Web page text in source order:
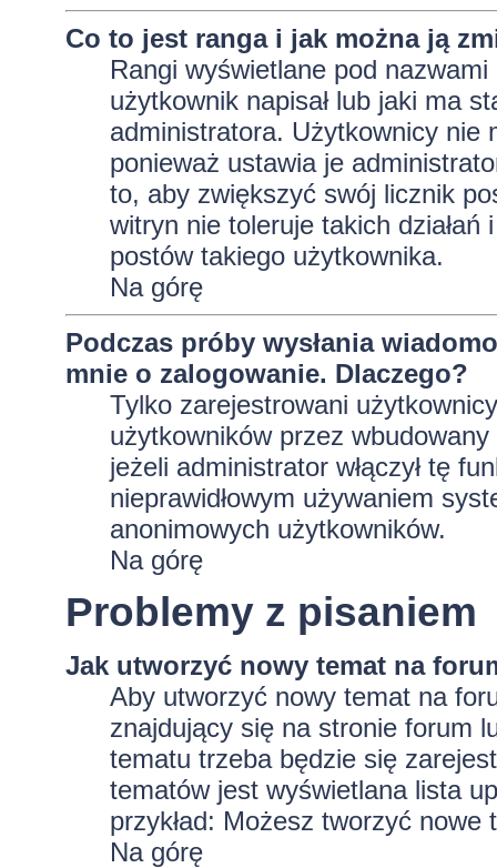
Co to jest ranga i jak można ją
Rangi wyświetlane pod
użytkownik napisał lub jaki ma
administratora. Użytkownicy nie
ponieważ ustawia je
to, aby zwiększyć swój licznik
witryn nie toleruje takich
postów takiego użytkownika.
Na górę
Podczas próby wysłania
mnie o zalogowanie. Dlaczego?
Tylko zarejestrowani
użytkowników przez
jeżeli administrator włączył tę
nieprawidłowym używaniem
anonimowych użytkowników.
Na górę
Problemy z pisaniem
Jak utworzyć nowy temat na
Aby utworzyć nowy temat na
znajdujący się na stronie forum
tematu trzeba będzie się
tematów jest wyświetlana lista
przykład: Możesz tworzyć nowe
Na górę